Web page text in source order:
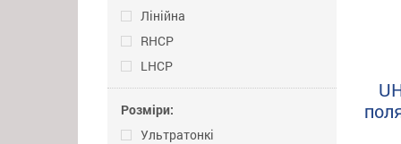
Лінійна
RHCP
LHCP
Розміри:
Ультратонкі
RFID